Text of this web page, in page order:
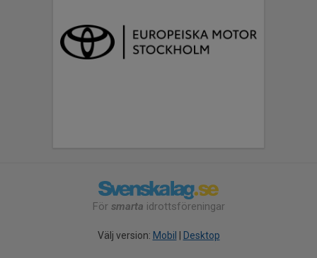
För smarta idrottsföreningar
Välj version: Mobil Desktop